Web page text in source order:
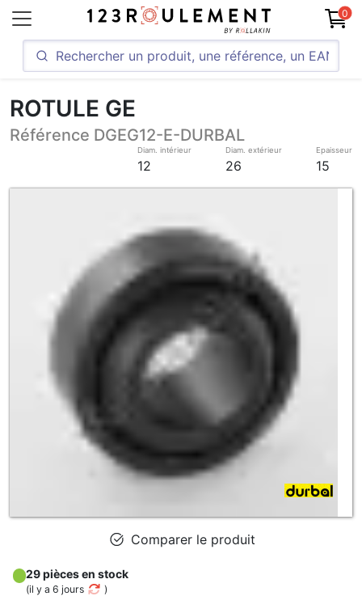
0
ROTULE GE
Référence DGEG12-E-DURBAL
Diam. intérieur
12
Diam. extérieur
26
Epaisseur
15
Comparer le produit
29 pièces en stock
(il y a 6 jours )